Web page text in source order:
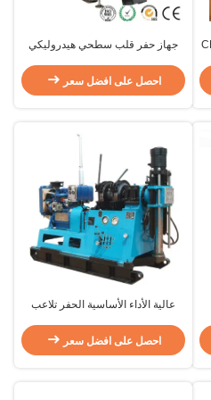
جهاز حفر قلب سطحي هيدروليكي
احصل على افضل سعر
عالية الأداء الأساسية الحفر تلاعب
احصل على افضل سعر